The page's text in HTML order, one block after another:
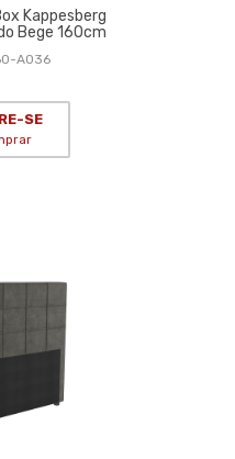
Kappesberg
Bege 160cm
A036
SE